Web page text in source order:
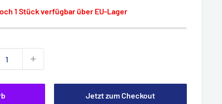
1 Stück verfügbar über EU-Lager
Jetzt zum Checkout